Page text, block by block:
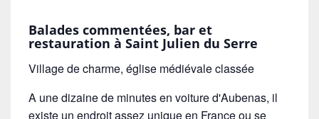
Balades commentées, bar et
restauration à Saint Julien du Serre
Village de charme, église médiévale classée
A une dizaine de minutes en voiture d'Aubenas, il
existe un endroit assez unique en France ou se